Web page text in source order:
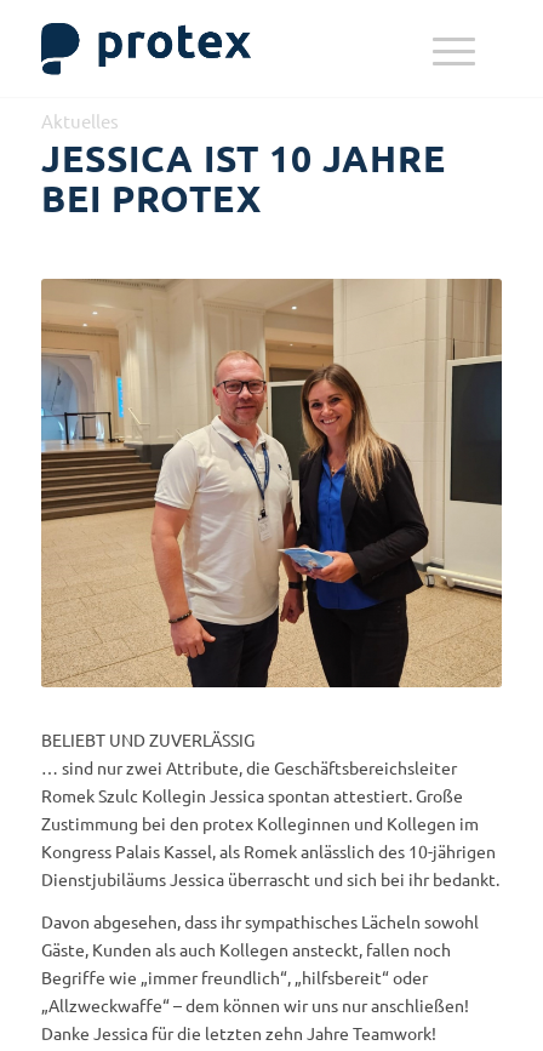
Aktuelles
JESSICA IST 10 JAHRE
BEI PROTEX
BELIEBT UND ZUVERLÄSSIG
… sind nur zwei Attribute, die Geschäftsbereichsleiter
Romek Szulc Kollegin Jessica spontan attestiert. Große
Zustimmung bei den protex Kolleginnen und Kollegen im
Kongress Palais Kassel, als Romek anlässlich des 10-jährigen
Dienstjubiläums Jessica überrascht und sich bei ihr bedankt.
Davon abgesehen, dass ihr sympathisches Lächeln sowohl
Gäste, Kunden als auch Kollegen ansteckt, fallen noch
Begriffe wie „immer freundlich“, „hilfsbereit“ oder
„Allzweckwaffe“ – dem können wir uns nur anschließen!
Danke Jessica für die letzten zehn Jahre Teamwork!